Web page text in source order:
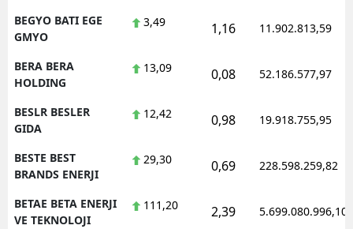
BEGYO BATI EGE
GMYO
3,49 1,16 11.902.813,59
BERA BERA
HOLDING
13,09 0,08 52.186.577,97
BESLR BESLER
GIDA
12,42 0,98 19.918.755,95
BESTE BEST
BRANDS ENERJI
29,30 0,69 228.598.259,82
BETAE BETA ENERJI
VE TEKNOLOJI
111,20 2,39 5.699.080.996,10